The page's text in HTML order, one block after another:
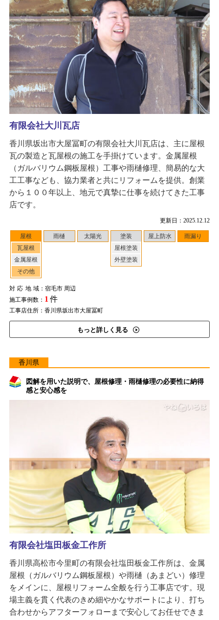
更新日：2025.12.12
屋根
瓦屋根
金属屋根
その他
雨樋 太陽光
塗装
屋根塗装
外壁塗装
屋上防水 雨漏り
対応地域：宿毛市 周辺
施工事例数： 1 件
工事店住所：香川県坂出市大屋冨町
もっと詳しく見る
有限会社大川瓦店
香川県坂出市大屋冨町の有限会社大川瓦店は、主に屋根
瓦の製造と瓦屋根の施工を手掛けています。金属屋根
（ガルバリウム鋼板屋根）工事や雨樋修理、簡易的な大
工工事なども、協力業者と共にリフォームを提供。創業
から１００年以上、地元で真摯に仕事を続けてきた工事
店です。
香川県
図解を用いた説明で、屋根修理・雨樋修理の必要性に納得
感と安心感を
有限会社塩田板金工作所
香川県高松市今里町の有限会社塩田板金工作所は、金属
屋根（ガルバリウム鋼板屋根）や雨樋（あまどい）修理
をメインに、屋根リフォーム全般を行う工事店です。現
場主義を貫く代表のきめ細やかなサポートにより、打ち
合わせからアフターフォローまで安心してお任せできま